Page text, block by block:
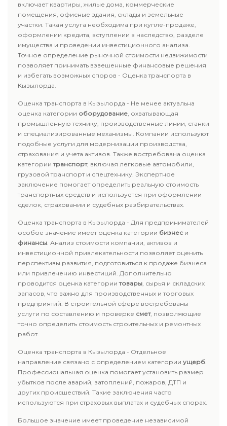
включает квартиры, жилые дома, коммерческие
помещения, офисные здания, склады и земельные
участки. Такая услуга необходима при купле-продаже,
оформлении кредита, вступлении в наследство, разделе
имущества и проведении инвестиционного анализа.
Точное определение рыночной стоимости недвижимости
позволяет принимать взвешенные финансовые решения
и избегать возможных споров - Оценка транспорта в
Кызылорда.
Оценка транспорта в Кызылорда - Не менее актуальна
оценка категории оборудование, охватывающая
промышленную технику, производственные линии, станки
и специализированные механизмы. Компании используют
подобные услуги для модернизации производства,
страхования и учета активов. Также востребована оценка
категориитранспорт, включая легковые автомобили,
грузовой транспорт и спецтехнику. Экспертное
заключение помогает определить реальную стоимость
транспортных средств и используется при оформлении
сделок, страховании и судебных разбирательствах.
Оценка транспорта в Кызылорда - Для предпринимателей
особое значение имеет оценка категории бизнес и
финансы. Анализ стоимости компании, активов и
инвестиционной привлекательности позволяет оценить
перспективы развития, подготовиться к продаже бизнеса
или привлечению инвестиций. Дополнительно
проводится оценка категориитовары, сырья и складских
запасов, что важно для производственных и торговых
предприятий. В строительной сфере востребованы
услуги по составлению и проверке смет, позволяющие
точно определить стоимость строительных и ремонтных
работ.
Оценка транспорта в Кызылорда - Отдельное
направление связано с определением категории ущерб.
Профессиональная оценка помогает установить размер
убытков после аварий, затоплений, пожаров, ДТП и
других происшествий. Такие заключения часто
используются при страховых выплатах и судебных спорах.
Большое значение имеет проведение независимой